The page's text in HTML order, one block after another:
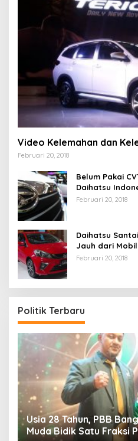
Video Kelemahan dan
Februari 20, 2018
Belum Pakai
Daihatsu
Februari 20, 2018
Daihatsu
Jauh dari Mobil
Februari 20, 2018
Politik Terbaru
Usia 28 Tahun, PBB
Muda Bidik Satu Fraksi